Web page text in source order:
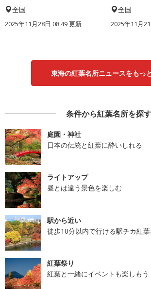
全国
2025年11月28日 08:49 更新
全国
2025年11月
東海の紅葉名所ニュースをもっ
条件から紅葉名所を探す
庭園・神社
日本の伝統と紅葉に酔いしれる
ライトアップ
昼とは違う景色を楽しむ
駅から近い
徒歩10分以内で行ける駅チカ紅
紅葉祭り
紅葉と一緒にイベントも楽しもう